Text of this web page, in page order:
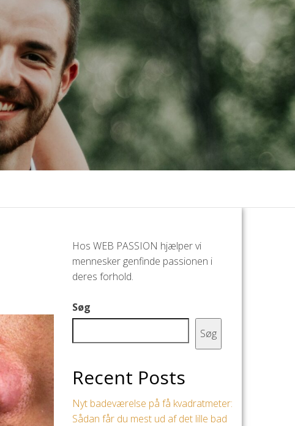
Hos WEB PASSION hjælper vi
mennesker genfinde passionen i
deres forhold.
Søg
Søg
Recent Posts
Nyt badeværelse på få kvadratmeter:
Sådan får du mest ud af det lille bad